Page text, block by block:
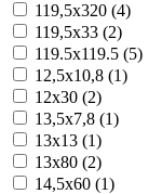
119,5x320 (4)
119,5x33 (2)
119.5x119.5 (5)
12,5x10,8 (1)
12x30 (2)
13,5x7,8 (1)
13x13 (1)
13x80 (2)
14,5x60 (1)